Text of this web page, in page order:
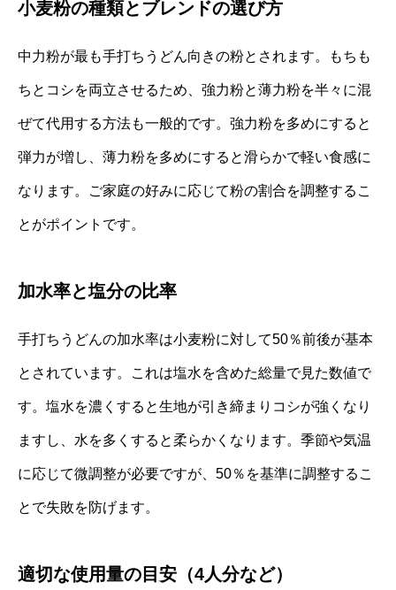
小麦粉の種類とブレンドの選び方
中力粉が最も手打ちうどん向きの粉とされます。もちも
ちとコシを両立させるため、強力粉と薄力粉を半々に混
ぜて代用する方法も一般的です。強力粉を多めにすると
弾力が増し、薄力粉を多めにすると滑らかで軽い食感に
なります。ご家庭の好みに応じて粉の割合を調整するこ
とがポイントです。
加水率と塩分の比率
手打ちうどんの加水率は小麦粉に対して50％前後が基本
とされています。これは塩水を含めた総量で見た数値で
す。塩水を濃くすると生地が引き締まりコシが強くなり
ますし、水を多くすると柔らかくなります。季節や気温
に応じて微調整が必要ですが、50％を基準に調整するこ
とで失敗を防げます。
適切な使用量の目安（4人分など）